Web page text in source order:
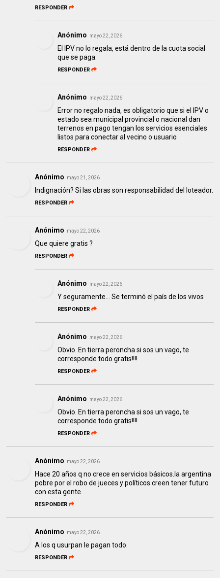
RESPONDER
Anónimo mayo 22, 2026
El IPV no lo regala, está dentro de la cuota social
que se paga.
RESPONDER
Anónimo mayo 22, 2026
Error no regalo nada, es obligatorio que si el IPV o
estado sea municipal provincial o nacional dan
terrenos en pago tengan los servicios esenciales
listos para conectar al vecino o usuario
RESPONDER
Anónimo mayo 21, 2026
Indignación? Si las obras son responsabilidad del loteador.
RESPONDER
Anónimo mayo 22, 2026
Que quiere gratis ?
RESPONDER
Anónimo mayo 22, 2026
Y seguramente... Se terminó el país de los vivos
RESPONDER
Anónimo mayo 22, 2026
Obvio. En tierra peroncha si sos un vago, te
corresponde todo gratis!!!!
RESPONDER
Anónimo mayo 22, 2026
Obvio. En tierra peroncha si sos un vago, te
corresponde todo gratis!!!!
RESPONDER
Anónimo mayo 22, 2026
Hace 20 años q no crece en servicios básicos.la argentina
pobre por el robo de jueces y políticos.creen tener futuro
con esta gente.
RESPONDER
Anónimo mayo 22, 2026
A los q usurpan le pagan todo.
RESPONDER